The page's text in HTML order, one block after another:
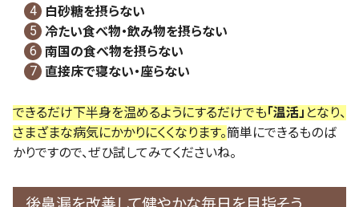
白砂糖を摂らない
冷たい食べ物・飲み物を摂らない
南国の食べ物を摂らない
直接床で寝ない・座らない
できるだけ下半身を温めるようにするだけでも「温活」 となり、
さまざまな病気にかかりにくくなります。簡単にできるものば
かりですので、ぜひ試してみてくださいね。